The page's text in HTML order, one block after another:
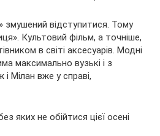
відступитися. Тому
Культовий фільм, а точніше,
в світі аксесуарів. Модні
максимально вузькі і з
Мілан вже у справі,